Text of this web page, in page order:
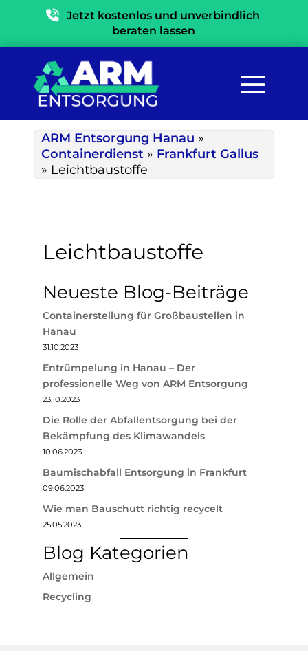
Jetzt kostenlos und unverbindlich
beraten lassen
ARM Entsorgung Hanau »
Containerdienst » Frankfurt Gallus
» Leichtbaustoffe
Leichtbaustoffe
Neueste Blog-Beiträge
Containerstellung für Großbaustellen in
Hanau
31.10.2023
Entrümpelung in Hanau – Der
professionelle Weg von ARM Entsorgung
23.10.2023
Die Rolle der Abfallentsorgung bei der
Bekämpfung des Klimawandels
10.06.2023
Baumischabfall Entsorgung in Frankfurt
09.06.2023
Wie man Bauschutt richtig recycelt
25.05.2023
Blog Kategorien
Allgemein
Recycling